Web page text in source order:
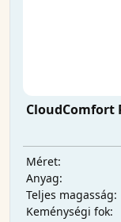
CloudComfort
Méret:
Anyag:
Teljes magasság:
Keménységi fok: